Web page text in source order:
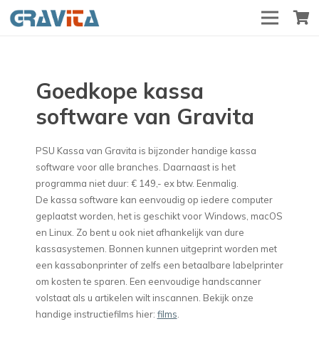
Goedkope kassa
software van Gravita
PSU Kassa van Gravita is bijzonder handige kassa
software voor alle branches. Daarnaast is het
programma niet duur: € 149,- ex btw. Eenmalig.
De kassa software kan eenvoudig op iedere computer
geplaatst worden, het is geschikt voor Windows, macOS
en Linux. Zo bent u ook niet afhankelijk van dure
kassasystemen. Bonnen kunnen uitgeprint worden met
een kassabonprinter of zelfs een betaalbare labelprinter
om kosten te sparen. Een eenvoudige handscanner
volstaat als u artikelen wilt inscannen. Bekijk onze
handige instructiefilms hier: films